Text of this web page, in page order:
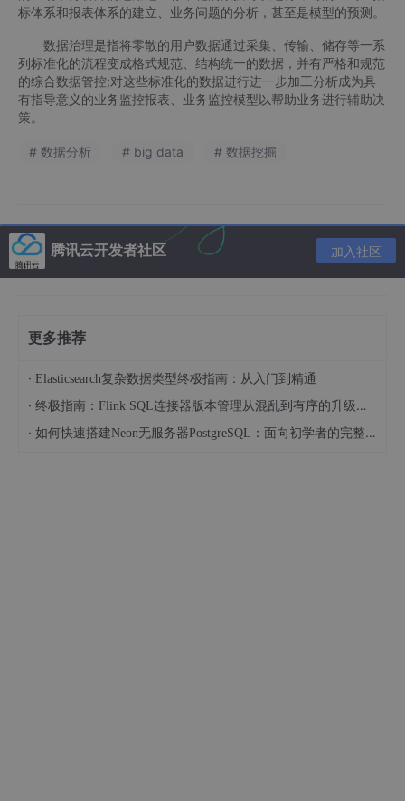
标体系和报表体系的建立、业务问题的分析，甚至是模型的预测。
数据治理是指将零散的用户数据通过采集、传输、储存等一系
列标准化的流程变成格式规范、结构统一的数据，并有严格和规范
的综合数据管控;对这些标准化的数据进行进一步加工分析成为具
有指导意义的业务监控报表、业务监控模型以帮助业务进行辅助决
策。
# 数据分析 # big data # 数据挖掘
腾讯云开发者社区 加入社区
更多推荐
· Elasticsearch复杂数据类型终极指南：从入门到精通
· 终极指南：Flink SQL连接器版本管理从混乱到有序的升级之路
· 如何快速搭建Neon无服务器PostgreSQL：面向初学者的完整指南